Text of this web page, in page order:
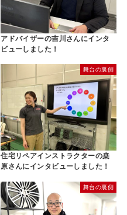
アドバイザーの吉川さんにインタ
ビューしました！
舞台の裏側
住宅リペアインストラクターの桒
原さんにインタビューしました！
舞台の裏側